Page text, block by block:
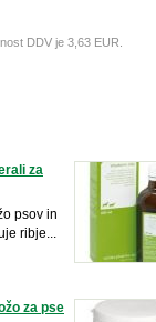
DDV je 3,63 EUR.
za
psov in
ribje...
za pse